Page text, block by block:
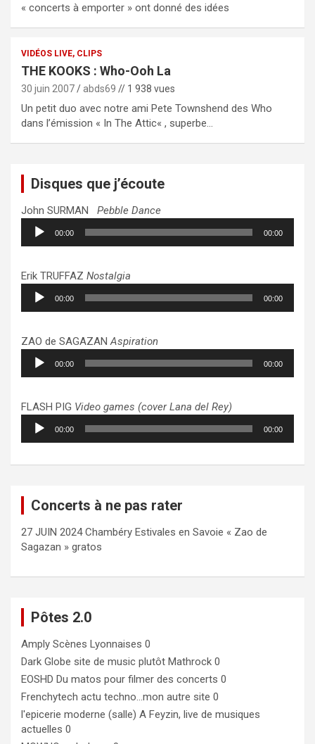
« concerts à emporter » ont donné des idées
VIDÉOS LIVE, CLIPS
THE KOOKS : Who-Ooh La
30 juin 2007 abds69 // 1 938 vues
Un petit duo avec notre ami Pete Townshend des Who
dans l’émission « In The Attic« , superbe…
Disques que j’écoute
John SURMAN Pebble Dance
Lecteur
audio
00:00 00:00
Erik TRUFFAZ Nostalgia
Lecteur
audio
00:00 00:00
ZAO de SAGAZANAspiration
Lecteur
audio
00:00 00:00
FLASH PIG Video games (cover Lana del Rey)
Lecteur
audio
00:00 00:00
Concerts à ne pas rater
27 JUIN 2024 Chambéry Estivales en Savoie « Zao de
Sagazan » gratos
Pôtes 2.0
Amply Scènes Lyonnaises 0
Dark Globe site de music plutôt Mathrock 0
EOSHD Du matos pour filmer des concerts 0
Frenchytech actu techno…mon autre site 0
l'epicerie moderne (salle) A Feyzin, live de musiques
actuelles 0